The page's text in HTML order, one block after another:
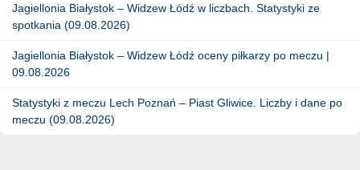
Jagiellonia Białystok – Widzew Łódź w liczbach. Statystyki ze
spotkania (09.08.2026)
Jagiellonia Białystok – Widzew Łódź oceny piłkarzy po meczu |
09.08.2026
Statystyki z meczu Lech Poznań – Piast Gliwice. Liczby i dane po
meczu (09.08.2026)